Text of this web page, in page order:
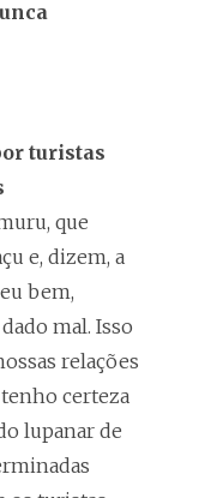
turistas
que
e, dizem, a
bem,
mal. Isso
relações
certeza
lupanar de